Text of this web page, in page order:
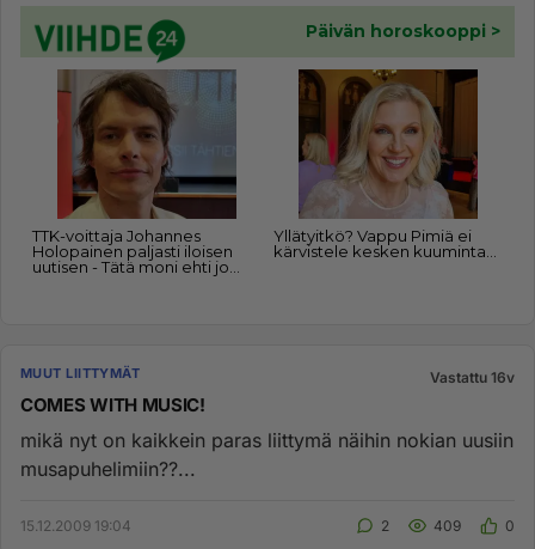
MUUT LIITTYMÄT Vastattu 16v
COMES WITH MUSIC!
mikä nyt on kaikkein paras liittymä näihin nokian uusiin
musapuhelimiin??...
15.12.2009 19:04 2 409 0